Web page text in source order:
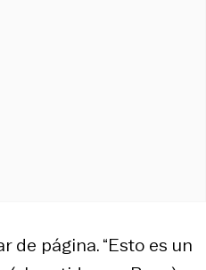
de página. “Esto es un